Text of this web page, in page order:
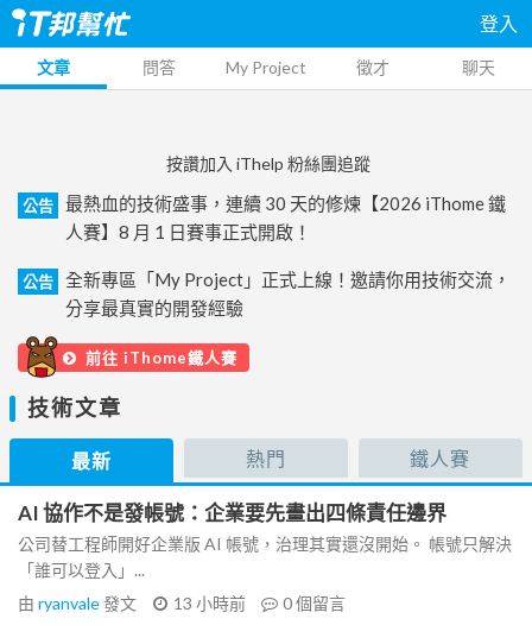
登入
文章 問答 My Project 徵才 聊天
按讚加入 iThelp 粉絲團追蹤
公告
最熱血的技術盛事，連續 30 天的修煉【2026 iThome 鐵
人賽】8 月 1 日賽事正式開啟！
公告
全新專區「My Project」正式上線！邀請你用技術交流，
分享最真實的開發經驗
前往 iThome鐵人賽
技術文章
最新 熱門 鐵人賽
AI 協作不是發帳號：企業要先畫出四條責任邊界
公司替工程師開好企業版 AI 帳號，治理其實還沒開始。 帳號只解決
「誰可以登入」...
由 ryanvale發文 13 小時前 0個留言